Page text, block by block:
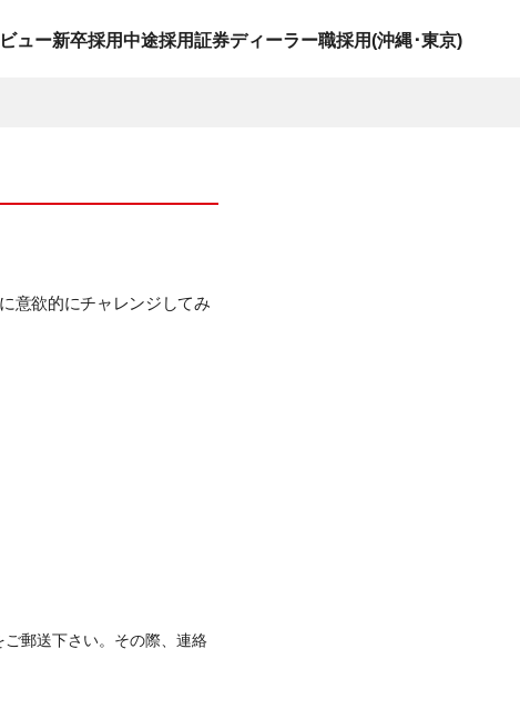
ュー新卒採用中途採用証券ディーラー職採用(沖縄･東京)
意欲的にチャレンジしてみ
郵送下さい。その際、連絡